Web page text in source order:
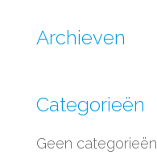
Archieven
Categorieën
Geen categorieën